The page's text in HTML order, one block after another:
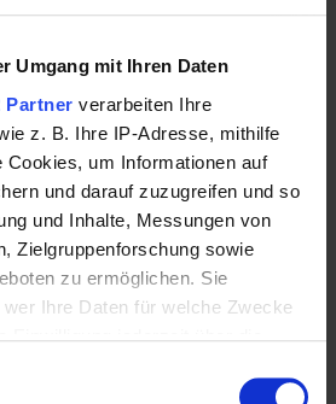
Umgang mit Ihren Daten
Partner verarbeiten Ihre
z. B. Ihre IP-Adresse, mithilfe
Cookies, um Informationen auf
und darauf zuzugreifen und so
und Inhalte, Messungen von
Zielgruppenforschung sowie
zu ermöglichen. Sie
Ihre Daten für welche Zwecke
Einwilligung jederzeit über die
oder widerrufen
JERSEY SPARKLE pale
- Summer 2026
119,95 €